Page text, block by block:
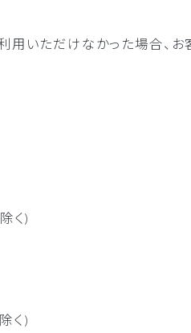
いただけなかった場合、
く)
く)